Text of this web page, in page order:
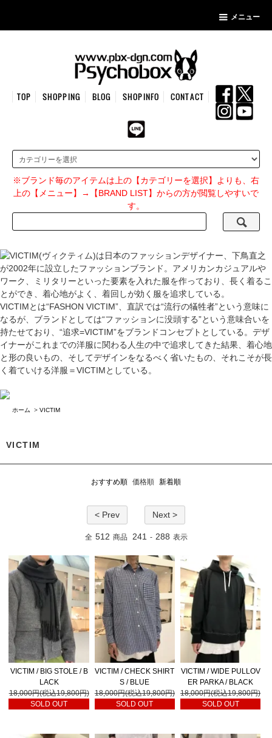
メニュー
TOP SHOPPING BLOG SHOPINFO CONTACT
※ブランド毎のアイテムは上の【カテゴリーを選択】よりも、右
上の【メニュー】→【BRAND LIST】からの方が閲覧しやすいで
す。
VICTIMとは“FASHON VICTIM”、直訳では“流行の犠牲者”という意味に
なるが、ブランドとしては“ファッションに没頭する”という意味合いを
持たせており、“追求=VICTIM”をブランドコンセプトとしている。デザ
イナーがこれまでの洋服に関わる人生の中で追求してきた結果、着心地
と形の良いもの、そしてデザインをなるべく省いたもの、それこそが長
く着ていける洋服＝VICTIMとしている。
ホーム > VICTIM
VICTIM
おすすめ順 価格順 新着順
< Prev Next >
全 512 商品 241 - 288 表示
VICTIM / BIG STOLE / B
LACK
18,000円(税込19,800円)
SOLD OUT
VICTIM / CHECK SHIRT
S / BLUE
18,000円(税込19,800円)
SOLD OUT
VICTIM / WIDE PULLOV
ER PARKA / BLACK
18,000円(税込19,800円)
SOLD OUT